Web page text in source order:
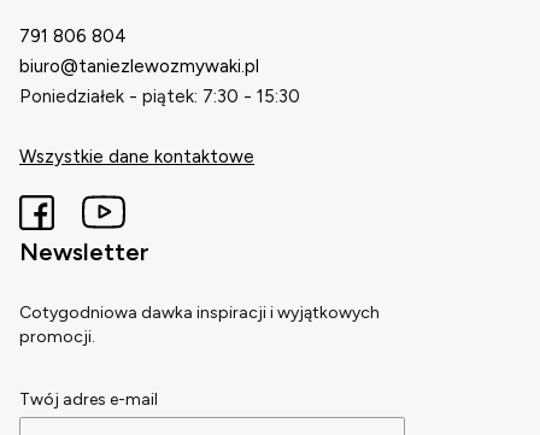
791 806 804
biuro@taniezlewozmywaki.pl
Poniedziałek - piątek: 7:30 - 15:30
Wszystkie dane kontaktowe
Newsletter
Cotygodniowa dawka inspiracji i wyjątkowych
promocji.
Twój adres e-mail